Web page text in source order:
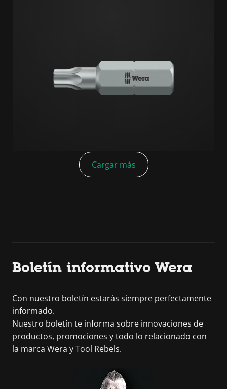
Cargar más
Boletín informativo Wera
Con nuestro boletín estarás siempre perfectamente
informado.
Nuestro boletín te informa sobre innovaciones de
productos, promociones y todo lo relacionado con
la marca Wera y Tool Rebels.